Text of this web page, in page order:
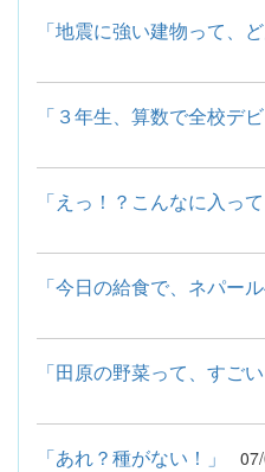
「地震に強い建物って、
「３年生、算数で全校デビ
「えっ！？こんなに入って
「今日の給食で、ネパール
「田原の野菜って、すごい
「あれ？種がない！」